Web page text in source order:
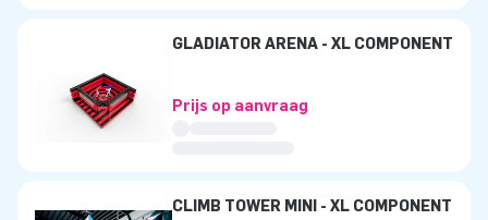
GLADIATOR ARENA - XL COMPONENT
Prijs op aanvraag
CLIMB TOWER MINI - XL COMPONENT